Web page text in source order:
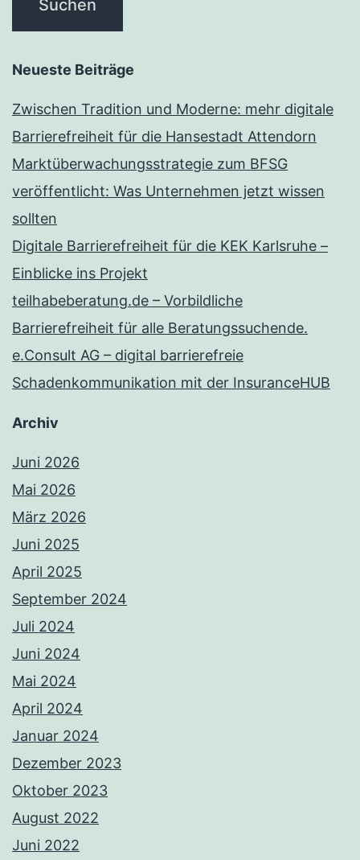
Neueste Beiträge
Zwischen Tradition und Moderne: mehr digitale
Barrierefreiheit für die Hansestadt Attendorn
Marktüberwachungsstrategie zum BFSG
veröffentlicht: Was Unternehmen jetzt wissen
sollten
Digitale Barrierefreiheit für die KEK Karlsruhe –
Einblicke ins Projekt
teilhabeberatung.de – Vorbildliche
Barrierefreiheit für alle Beratungssuchende.
e.Consult AG – digital barrierefreie
Schadenkommunikation mit der InsuranceHUB
Archiv
Juni 2026
Mai 2026
März 2026
Juni 2025
April 2025
September 2024
Juli 2024
Juni 2024
Mai 2024
April 2024
Januar 2024
Dezember 2023
Oktober 2023
August 2022
Juni 2022